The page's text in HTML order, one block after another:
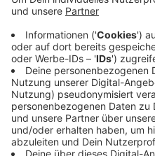
Wenn ein Popstar,
Politiker bei uns zu
besonderen Video-
keine einzige Frage
einfach fünf Dinge in die
das erzählt, was ihm als
Standardantworten, keine
sondern ganz persönliche